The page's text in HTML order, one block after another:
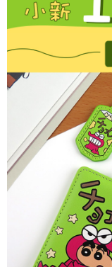
任。
４．使用「AFTEE先享
請求用戶進行身份認證。
５．嚴禁一人註冊多個
恩沛科技股份有限公司